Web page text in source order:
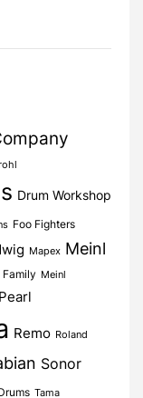
Drum Workshop
Foo Fighters
Mapex Meinl
Meinl
Pearl
Remo Roland
Sonor
Tama